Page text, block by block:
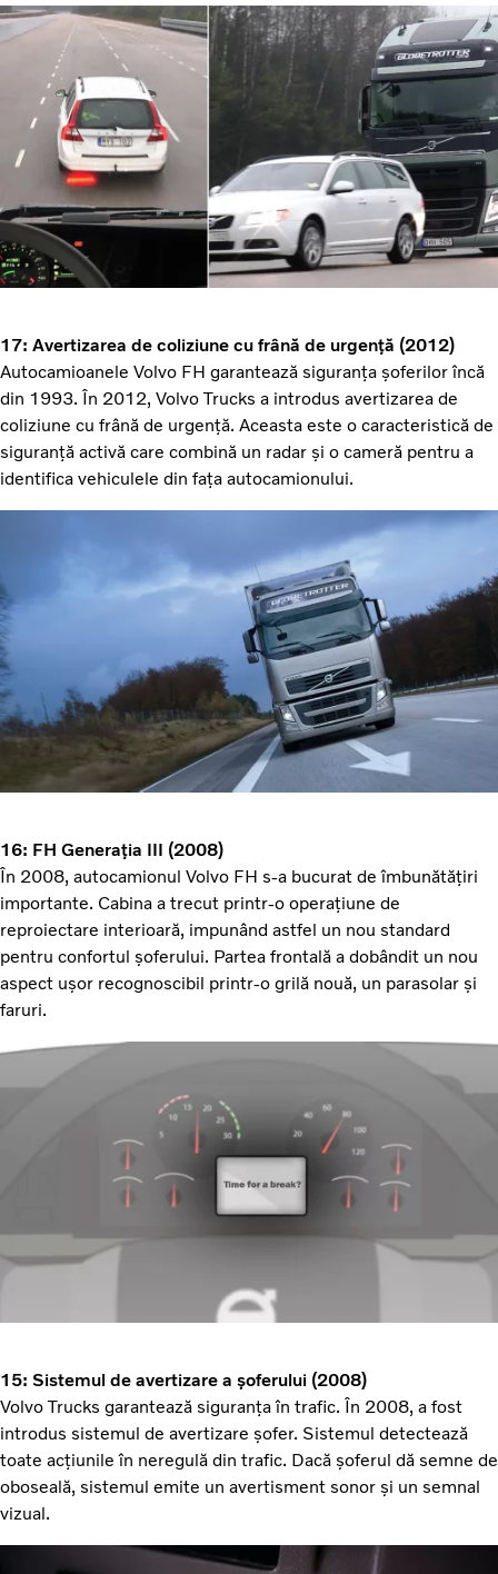
17: Avertizarea de coliziune cu frână de urgență (2012)
Autocamioanele Volvo FH garantează siguranța șoferilor încă
din 1993. În 2012, Volvo Trucks a introdus avertizarea de
coliziune cu frână de urgență. Aceasta este o caracteristică de
siguranță activă care combină un radar și o cameră pentru a
identifica vehiculele din fața autocamionului.
16: FH Generația III (2008)
În 2008, autocamionul Volvo FH s-a bucurat de îmbunătățiri
importante. Cabina a trecut printr-o operațiune de
reproiectare interioară, impunând astfel un nou standard
pentru confortul șoferului. Partea frontală a dobândit un nou
aspect ușor recognoscibil printr-o grilă nouă, un parasolar și
faruri.
15: Sistemul de avertizare a șoferului (2008)
Volvo Trucks garantează siguranța în trafic. În 2008, a fost
introdus sistemul de avertizare șofer. Sistemul detectează
toate acțiunile în neregulă din trafic. Dacă șoferul dă semne de
oboseală, sistemul emite un avertisment sonor și un semnal
vizual.